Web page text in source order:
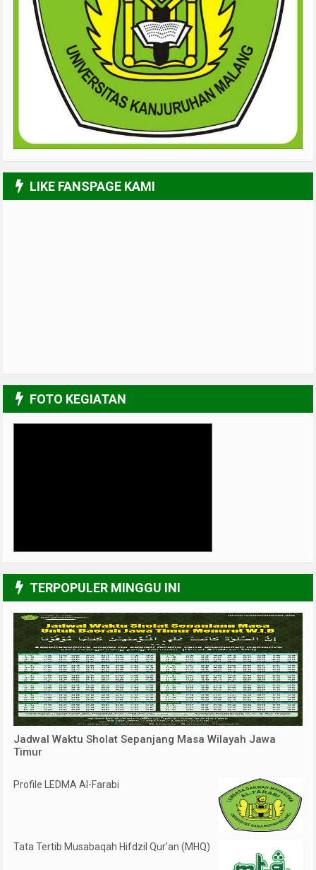
LIKE FANSPAGE KAMI
FOTO KEGIATAN
TERPOPULER MINGGU INI
Jadwal Waktu Sholat Sepanjang Masa Wilayah Jawa
Timur
Profile LEDMA Al-Farabi
Tata Tertib Musabaqah Hifdzil Qur’an (MHQ)